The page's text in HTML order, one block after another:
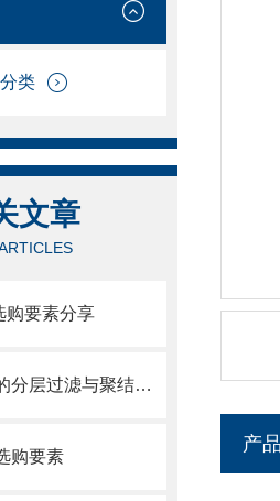
类
文章
购要素分享
航空煤油聚结滤芯的分层过滤与聚结分离原理
购要素
产